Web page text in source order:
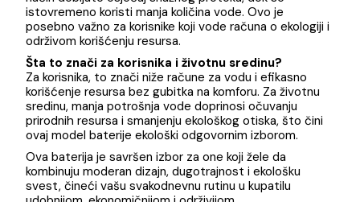
kvaliteta pritiska. To je posebno korisno u
svakodnevnom korišćenju, jer omogućava znatnu
uštedu vode, što direktno utiče na smanjenje vaših
troškova za komunalije.
Kako funkcioniše?
Perlator radi tako što miješa vodu sa vazduhom, čime
održava jak mlaz, ali sa manje potrošnje vode. Na taj
način dobijate osjećaj snažnog protoka, dok se
istovremeno koristi manja količina vode. Ovo je
posebno važno za korisnike koji vode računa o
održivom korišćenju resursa.